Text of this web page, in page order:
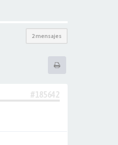
2 mensajes
#185642